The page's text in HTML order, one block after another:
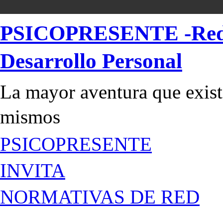
PSICOPRESENTE -
Desarrollo Personal
La mayor aventura que
mismos
PSICOPRESENTE
INVITA
NORMATIVAS DE RED